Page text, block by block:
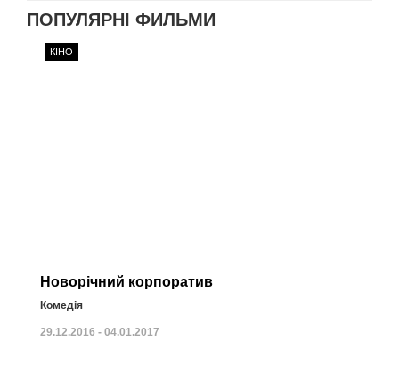
ПОПУЛЯРНІ ФИЛЬМИ
КІНО
Новорічний корпоратив
Комедія
29.12.2016 - 04.01.2017